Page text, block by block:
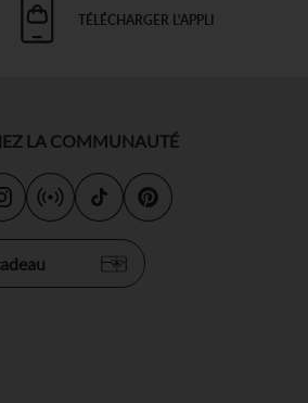
TÉLÉCHARGER L'APPLI
LA COMMUNAUTÉ